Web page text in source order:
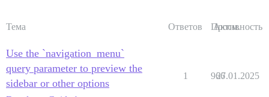
Тема Ответов Просм.
Активность
Use the `navigation_menu`
query parameter to preview the
sidebar or other options
1 966
27.01.2025